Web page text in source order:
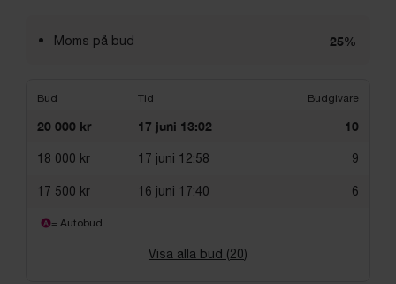
Moms på bud 25%
Bud Tid Budgivare
20 000 kr 17 juni 13:02 10
18 000 kr 17 juni 12:58 9
17 500 kr 16 juni 17:40 6
= Autobud
Visa alla bud (20)